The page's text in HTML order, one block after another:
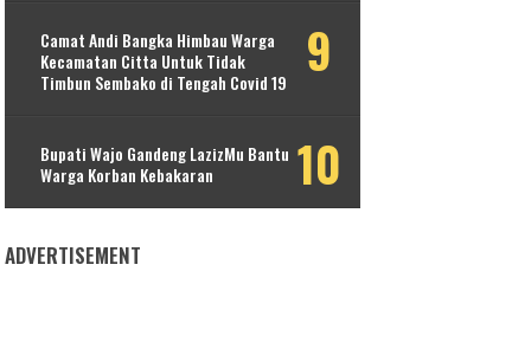
Camat Andi Bangka Himbau Warga
Kecamatan Citta Untuk Tidak
Timbun Sembako di Tengah Covid 19
Bupati Wajo Gandeng LazizMu Bantu
Warga Korban Kebakaran
ADVERTISEMENT